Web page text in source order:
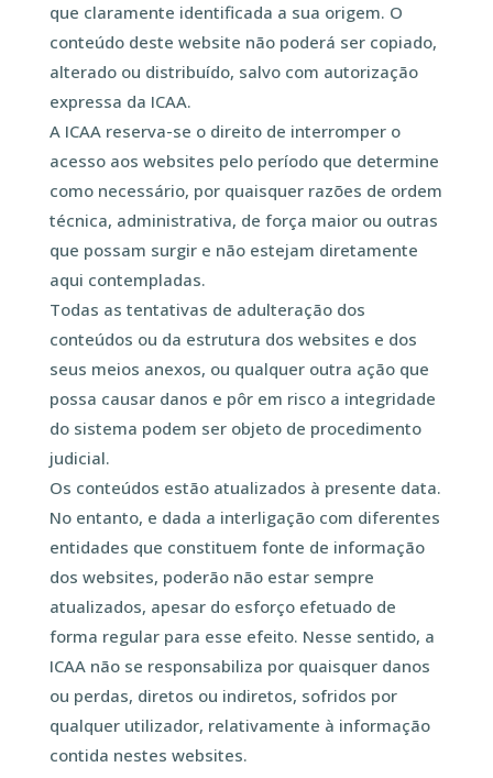
que claramente identificada a sua origem. O
conteúdo deste website não poderá ser copiado,
alterado ou distribuído, salvo com autorização
expressa da ICAA.
A ICAA reserva-se o direito de interromper o
acesso aos websites pelo período que determine
como necessário, por quaisquer razões de ordem
técnica, administrativa, de força maior ou outras
que possam surgir e não estejam diretamente
aqui contempladas.
Todas as tentativas de adulteração dos
conteúdos ou da estrutura dos websites e dos
seus meios anexos, ou qualquer outra ação que
possa causar danos e pôr em risco a integridade
do sistema podem ser objeto de procedimento
judicial.
Os conteúdos estão atualizados à presente data.
No entanto, e dada a interligação com diferentes
entidades que constituem fonte de informação
dos websites, poderão não estar sempre
atualizados, apesar do esforço efetuado de
forma regular para esse efeito. Nesse sentido, a
ICAA não se responsabiliza por quaisquer danos
ou perdas, diretos ou indiretos, sofridos por
qualquer utilizador, relativamente à informação
contida nestes websites.